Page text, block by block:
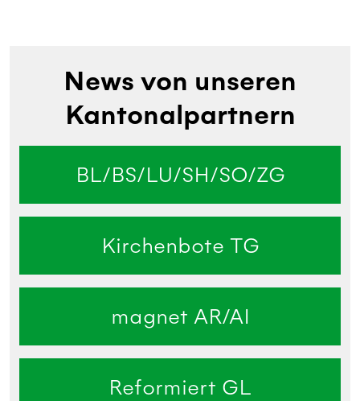
News von unseren
Kantonalpartnern
BL/BS/LU/SH/SO/ZG
Kirchenbote TG
magnet AR/AI
Reformiert GL